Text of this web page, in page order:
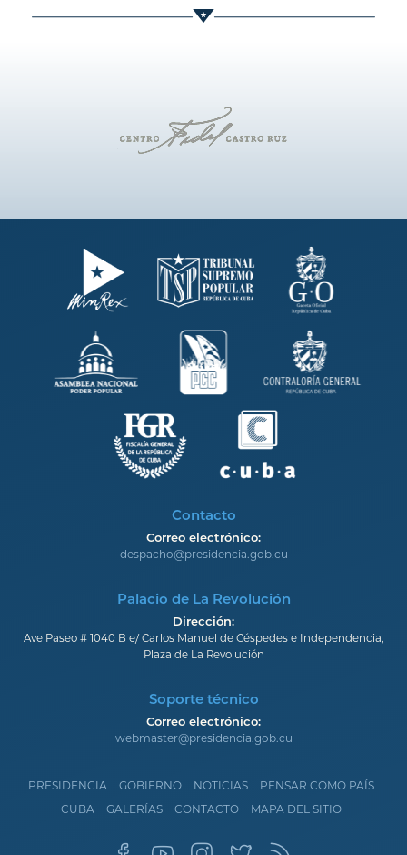
Contacto
Correo electrónico:
despacho@presidencia.gob.cu
Palacio de La Revolución
Dirección:
Ave Paseo # 1040 B e/ Carlos Manuel de Céspedes e Independencia,
Plaza de La Revolución
Soporte técnico
Correo electrónico:
webmaster@presidencia.gob.cu
PRESIDENCIA GOBIERNO NOTICIAS
PENSAR COMO PAÍS
CUBA
GALERÍAS CONTACTO MAPA DEL SITIO